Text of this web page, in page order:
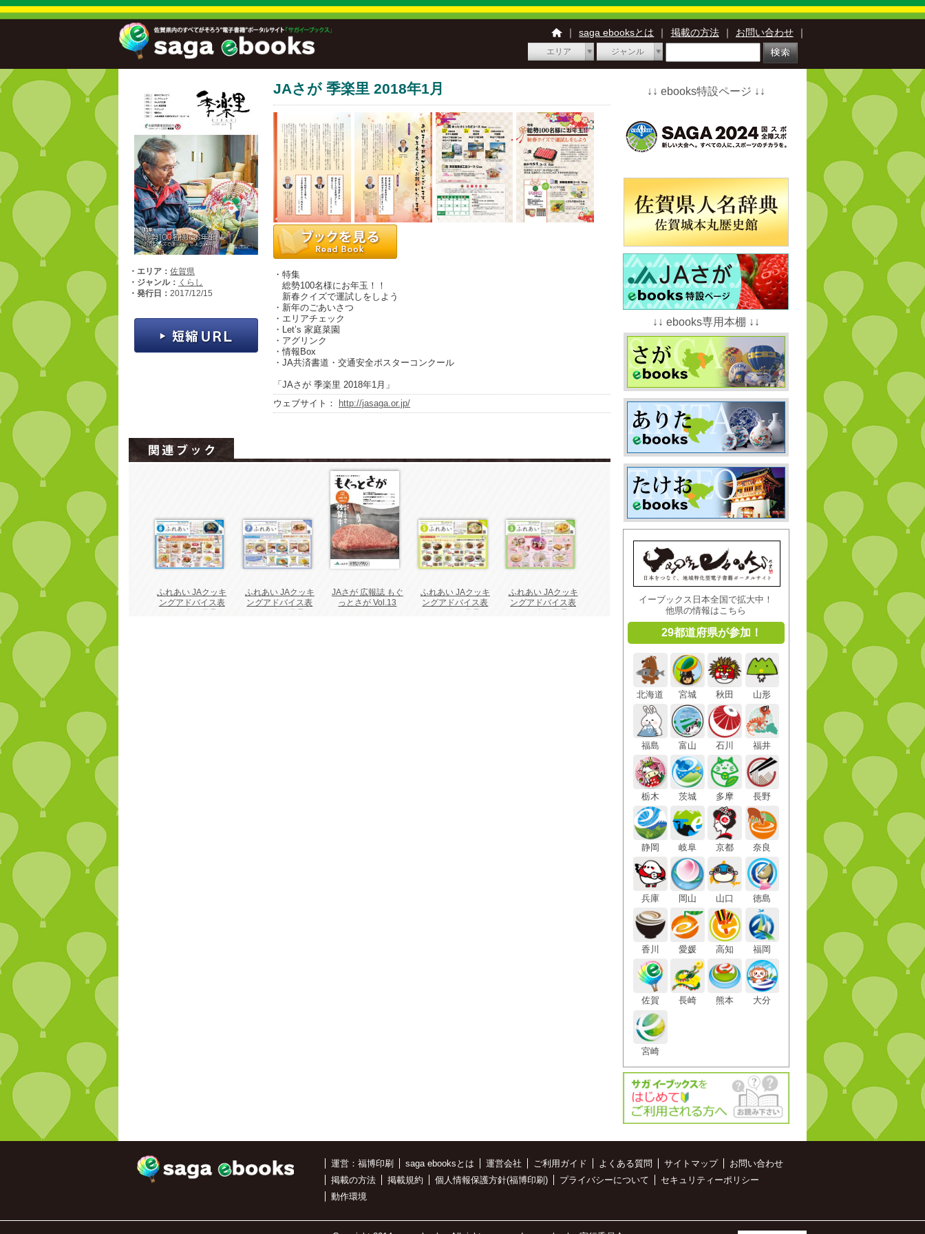
｜ saga ebooksとは ｜ 掲載の方法 ｜ お問い合わせ ｜
エリア ジャンル
・エリア： 佐賀県
・ジャンル： くらし
・発行日： 2017/12/15
JAさが 季楽里 2018年1月
・特集
総勢100名様にお年玉！！
新春クイズで運試しをしよう
・新年のごあいさつ
・エリアチェック
・Let’s 家庭菜園
・アグリンク
・情報Box
・JA共済書道・交通安全ポスターコンクール
「JAさが 季楽里 2018年1月」
ウェブサイト： http://jasaga.or.jp/
ふれあい JAクッキ
ングアドバイス表
ふれあい JAクッキ
ングアドバイス表
JAさが 広報誌 もぐ
っとさが Vol.13
ふれあい JAクッキ
ングアドバイス表
ふれあい JAクッキ
ングアドバイス表
↓↓ ebooks特設ページ ↓↓
↓↓ ebooks専用本棚 ↓↓
イーブックス日本全国で拡大中！
他県の情報はこちら
29都道府県が参加！
北海道 宮城 秋田 山形
福島 富山 石川 福井
栃木 茨城 多摩 長野
静岡 岐阜 京都 奈良
兵庫 岡山 山口 徳島
香川 愛媛 高知 福岡
佐賀 長崎 熊本 大分
宮崎
運営：福博印刷 saga ebooksとは 運営会社 ご利用ガイド よくある質問 サイトマップ
お問い合わせ
掲載の方法
掲載規約 個人情報保護方針(福博印刷) プライバシーについて
セキュリティーポリシー
動作環境